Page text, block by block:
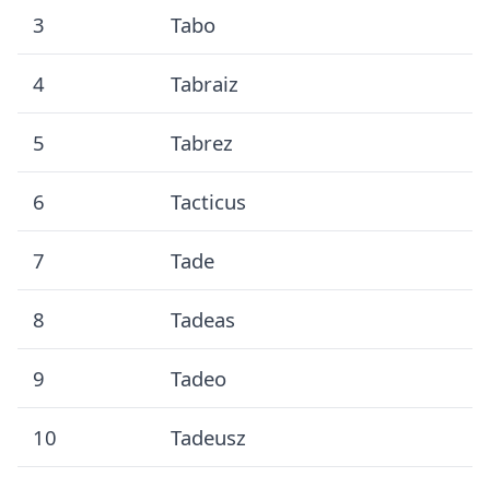
3 Tabo
4 Tabraiz
5 Tabrez
6 Tacticus
7 Tade
8 Tadeas
9 Tadeo
10 Tadeusz